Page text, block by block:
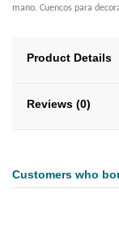
mano. Cuencos para
Product Details
Reviews (0)
Customers who